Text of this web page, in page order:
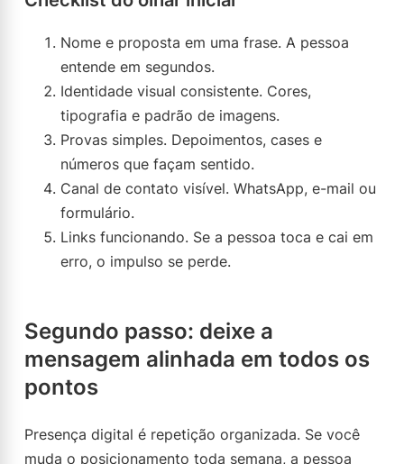
Nome e proposta em uma frase. A pessoa
entende em segundos.
Identidade visual consistente. Cores,
tipografia e padrão de imagens.
Provas simples. Depoimentos, cases e
números que façam sentido.
Canal de contato visível. WhatsApp, e-mail ou
formulário.
Links funcionando. Se a pessoa toca e cai em
erro, o impulso se perde.
Segundo passo: deixe a
mensagem alinhada em todos os
pontos
Presença digital é repetição organizada. Se você
muda o posicionamento toda semana, a pessoa